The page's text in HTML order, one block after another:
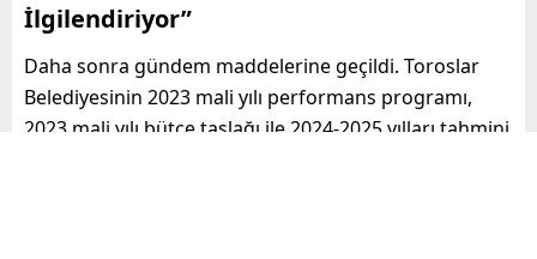
İlgilendiriyor”
Daha sonra gündem maddelerine geçildi. Toroslar
Belediyesinin 2023 mali yılı performans programı,
2023 mali yılı bütçe taslağı ile 2024-2025 yılları tahmini